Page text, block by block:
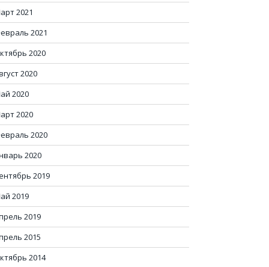
2021
2021
2020
2020
2020
2020
2020
2020
2019
2019
2019
2015
2014